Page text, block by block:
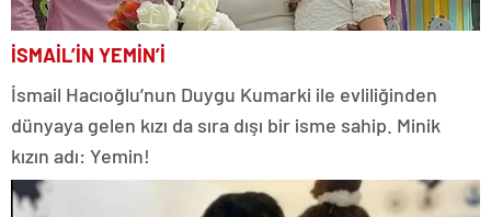
İSMAİL’İN YEMİN’İ
İsmail Hacıoğlu’nun Duygu Kumarki ile evliliğinden
dünyaya gelen kızı da sıra dışı bir isme sahip. Minik
kızın adı: Yemin!